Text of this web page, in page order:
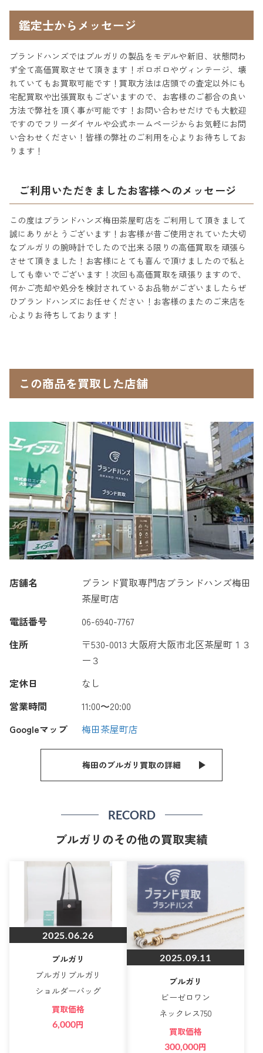
鑑定士からメッセージ
ブランドハンズではブルガリの製品をモデルや新旧、状態問わ
ず全て高価買取させて頂きます！ボロボロやヴィンテージ、壊
れていてもお買取可能です！買取方法は店頭での査定以外にも
宅配買取や出張買取もございますので、お客様のご都合の良い
方法で弊社を頂く事が可能です！お問い合わせだけでも大歓迎
ですのでフリーダイヤルや公式ホームページからお気軽にお問
い合わせください！皆様の弊社のご利用を心よりお待ちしてお
ります！
ご利用いただきましたお客様へのメッセージ
この度はブランドハンズ梅田茶屋町店をご利用して頂きまして
誠にありがとうございます！お客様が昔ご使用されていた大切
なブルガリの腕時計でしたので出来る限りの高価買取を頑張ら
させて頂きました！お客様にとても喜んで頂けましたので私と
しても幸いでございます！次回も高価買取を頑張りますので、
何かご売却や処分を検討されているお品物がございましたらぜ
ひブランドハンズにお任せください！お客様のまたのご来店を
心よりお待ちしております！
この商品を買取した店舗
店舗名
ブランド買取専門店ブランドハンズ梅田
茶屋町店
電話番号
06-6940-7767
住所
〒530-0013 大阪府大阪市北区茶屋町１３
ー３
定休日
なし
営業時間
11:00〜20:00
Googleマップ
梅田茶屋町店
梅田のブルガリ買取の詳細
RECORD
ブルガリのその他の買取実績
2025.06.26
ブルガリ
ブルガリブルガリ
ショルダーバッグ
買取価格
6,000円
2025.09.11
ブルガリ
ビーゼロワン
ネックレス750
買取価格
300,000円